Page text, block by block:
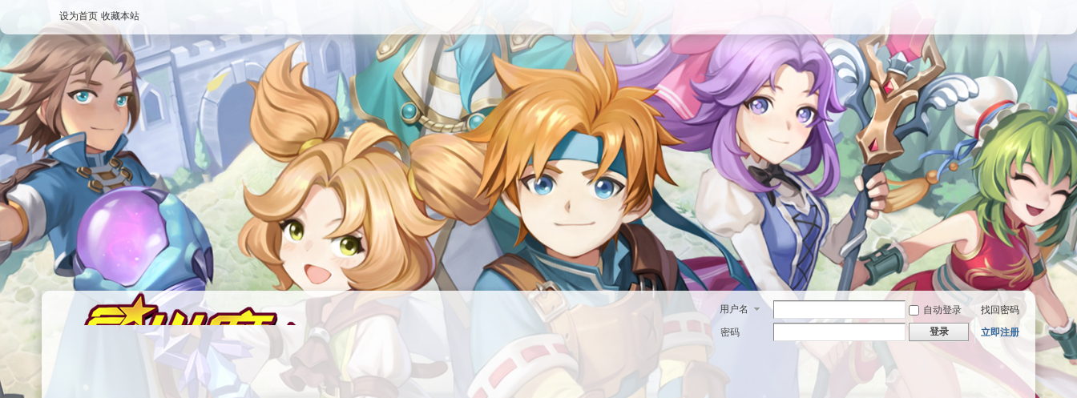
设为首页 收藏本站
用户名 自动登录
找回密码
密码
登录 立即注册